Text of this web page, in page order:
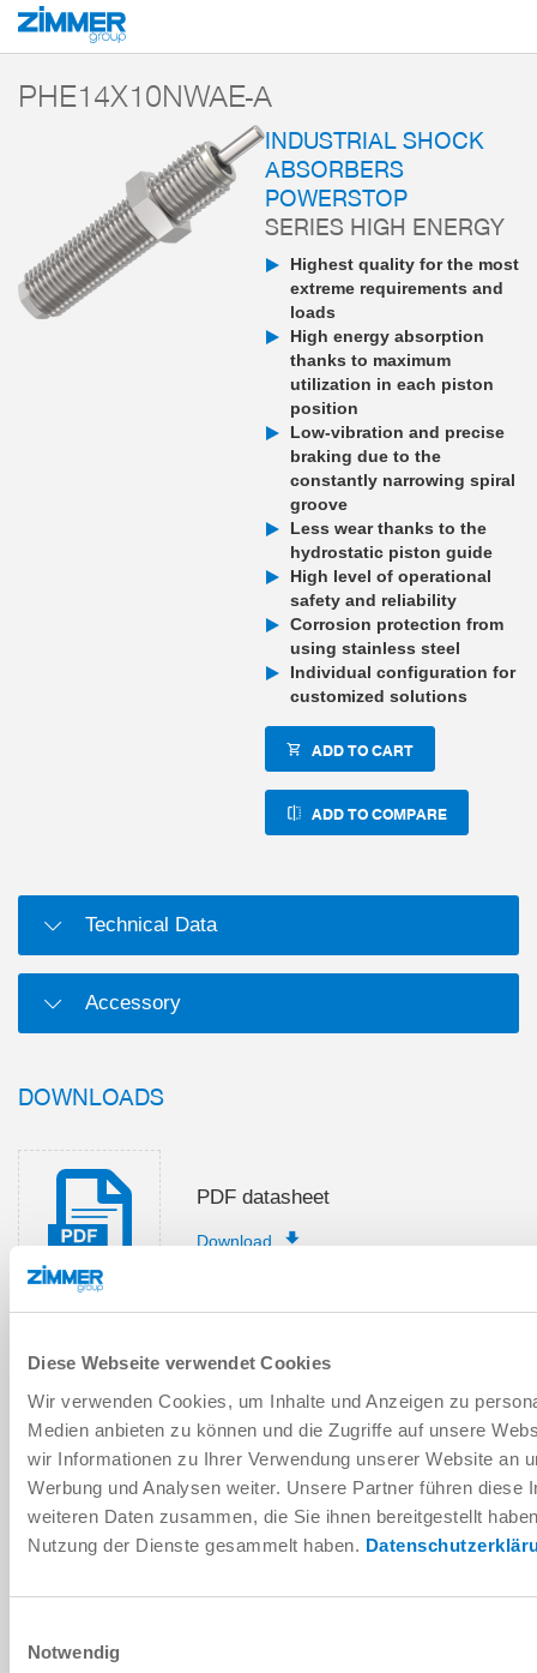
Diese Webseite verwendet Cookies
Wir verwenden Cookies, um Inhalte und Anzeigen zu
Medien anbieten zu können und die Zugriffe auf unsere
wir Informationen zu Ihrer Verwendung unserer Website an
Werbung und Analysen weiter. Unsere Partner führen diese
weiteren Daten zusammen, die Sie ihnen bereitgestellt
Nutzung der Dienste gesammelt haben.
Notwendig
Start Products
PHE14X10NWAE-A
INDUSTRIAL SHOCK
ABSORBERS
POWERSTOP
SERIES HIGH ENERGY
Highest quality for the most
extreme requirements and
loads
High energy absorption
thanks to maximum
utilization in each piston
position
Low-vibration and precise
braking due to the
constantly narrowing spiral
groove
Less wear thanks to the
hydrostatic piston guide
High level of operational
safety and reliability
Corrosion protection from
using stainless steel
Individual configuration for
customized solutions
ADD TO CART
ADD TO COMPARE
Technical Data
Accessory
DOWNLOADS
PDF datasheet
Download
instructions